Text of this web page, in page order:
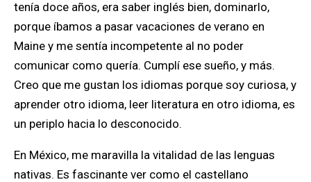
tenía doce años, era saber inglés bien, dominarlo,
porque íbamos a pasar vacaciones de verano en
Maine y me sentía incompetente al no poder
comunicar como quería. Cumplí ese sueño, y más.
Creo que me gustan los idiomas porque soy curiosa, y
aprender otro idioma, leer literatura en otro idioma, es
un periplo hacia lo desconocido.
En México, me maravilla la vitalidad de las lenguas
nativas. Es fascinante ver como el castellano